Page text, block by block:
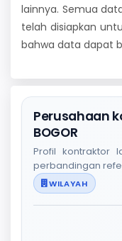
lainnya. Semua
telah disiapkan
bahwa data dapat
Perusahaan
BOGOR
Profil kontraktor
perbandingan
WILAYAH